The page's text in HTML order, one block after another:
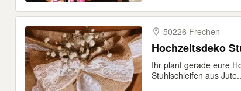
50226 Frechen
Hochzeitsdeko
Ihr plant gerade eure
Stuhlschleifen aus